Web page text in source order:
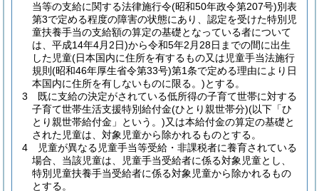
当等の支給に関する法律施行令(昭和50年政令第207号)別表
第3で定める程度の障害の状態にあり、認定を受けた特別児
童扶養手当の支給額の算定の基礎となっている者について
は、平成14年4月2日)から令和5年2月28日までの間に出生
した児童(日本国内に住所を有するもの又は児童手当法施行
規則 (昭和46年厚生省令第33号)第1条で定める理由により日
本国内に住所を有しないものに限る。)とする。
3
既に支給の決定がされている低所得の子育て世帯に対する
子育て世帯生活支援特別給付金(ひとり親世帯分)(以下「ひ
とり親世帯給付金」という。)又は本給付金の算定の基礎と
された児童は、対象児童から除かれるものとする。
4
児童が異なる児童手当等受給・非課税者に養育されている
場合、当該児童は、児童手当受給者に係る対象児童とし、
特別児童扶養手当受給者に係る対象児童から除かれるもの
とする。